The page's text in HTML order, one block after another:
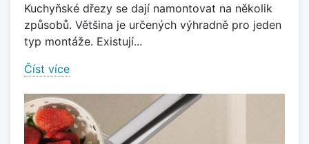
Kuchyňské dřezy se dají namontovat na několik
způsobů. Většina je určených výhradně pro jeden
typ montáže. Existují...
Číst více